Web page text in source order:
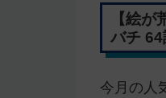
【絵
バチ 64
今月の人